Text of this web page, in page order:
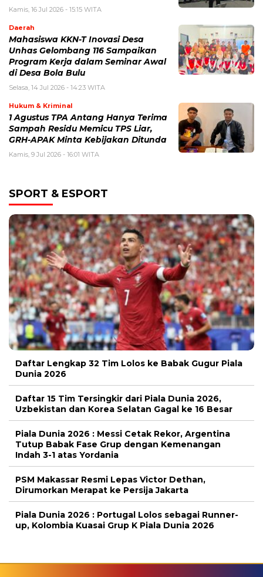
Kamis, 16 Jul 2026 - 15:15 WITA
Daerah
Mahasiswa KKN-T Inovasi Desa
Unhas Gelombang 116 Sampaikan
Program Kerja dalam Seminar Awal
di Desa Bola Bulu
Selasa, 14 Jul 2026 - 14:23 WITA
Hukum & Kriminal
1 Agustus TPA Antang Hanya Terima
Sampah Residu Memicu TPS Liar,
GRH-APAK Minta Kebijakan Ditunda
Kamis, 9 Jul 2026 - 16:01 WITA
SPORT & ESPORT
Daftar Lengkap 32 Tim Lolos ke Babak Gugur Piala
Dunia 2026
Daftar 15 Tim Tersingkir dari Piala Dunia 2026,
Uzbekistan dan Korea Selatan Gagal ke 16 Besar
Piala Dunia 2026 : Messi Cetak Rekor, Argentina
Tutup Babak Fase Grup dengan Kemenangan
Indah 3-1 atas Yordania
PSM Makassar Resmi Lepas Victor Dethan,
Dirumorkan Merapat ke Persija Jakarta
Piala Dunia 2026 : Portugal Lolos sebagai Runner-
up, Kolombia Kuasai Grup K Piala Dunia 2026